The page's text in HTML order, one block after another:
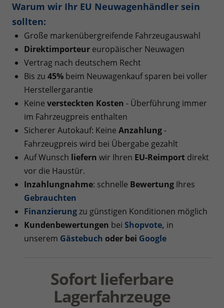
Warum wir Ihr EU Neuwagenhändler sein
sollten:
Große markenübergreifende Fahrzeugauswahl
Direktimporteur europäischer Neuwagen
Vertrag nach deutschem Recht
Bis zu 45% beim Neuwagenkauf sparen bei voller
Herstellergarantie
Keine versteckten Kosten - Überführung immer
im Fahrzeugpreis enthalten
Sicherer Autokauf: Keine Anzahlung-
Fahrzeugpreis wird bei Übergabe gezahlt
Auf Wunsch liefern wir Ihren EU-Reimport direkt
vor die Haustür.
Inzahlungnahme: schnelle Bewertung Ihres
Gebrauchten
Finanzierungzu günstigen Konditionen möglich
Kundenbewertungen bei Shopvote, in
unserem Gästebuch oder bei Google
Sofort lieferbare
Lagerfahrzeuge